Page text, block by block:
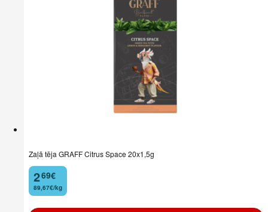
Zaļā tēja GRAFF Citrus Space 20x1,5g
2
. 69€
89,67€/kg